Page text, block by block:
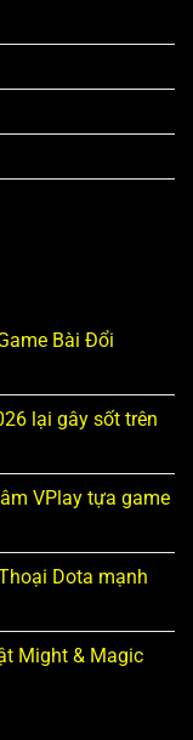
Bài Đổi
lại gây sốt trên
VPlay tựa game
Dota mạnh
Might & Magic